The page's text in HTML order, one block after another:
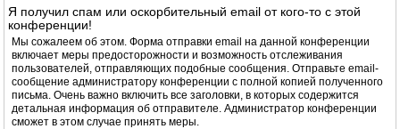
Я получил спам или оскорбительный email от кого-то с этой
конференции!
Мы сожалеем об этом. Форма отправки email на данной конференции
включает меры предосторожности и возможность отслеживания
пользователей, отправляющих подобные сообщения. Отправьте email-
сообщение администратору конференции с полной копией полученного
письма. Очень важно включить все заголовки, в которых содержится
детальная информация об отправителе. Администратор конференции
сможет в этом случае принять меры.